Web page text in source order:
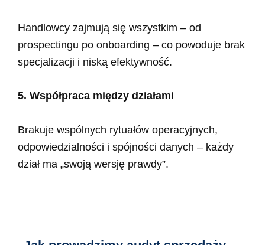
Handlowcy zajmują się wszystkim – od
prospectingu po onboarding – co powoduje brak
specjalizacji i niską efektywność.
5. Współpraca między działami
Brakuje wspólnych rytuałów operacyjnych,
odpowiedzialności i spójności danych – każdy
dział ma „swoją wersję prawdy”.